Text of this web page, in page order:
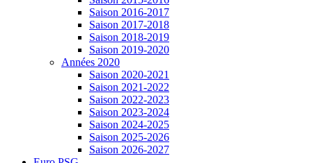
Saison 2016-2017
Saison 2017-2018
Saison 2018-2019
Saison 2019-2020
Années 2020
Saison 2020-2021
Saison 2021-2022
Saison 2022-2023
Saison 2023-2024
Saison 2024-2025
Saison 2025-2026
Saison 2026-2027